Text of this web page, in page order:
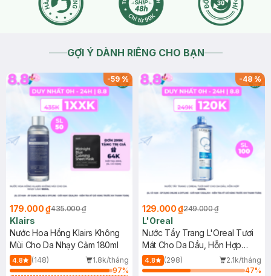
GỢI Ý DÀNH RIÊNG CHO BẠN
-59%
179.000 ₫435.000 ₫
Klairs
Nước Hoa Hồng Klairs Không
Mùi Cho Da Nhạy Cảm 180ml
4.8 (148)
1.8k/tháng
97%
-48%
129.000 ₫249.000 ₫
L'Oreal
Nước Tẩy Trang L'Oreal Tươi
Mát Cho Da Dầu, Hỗn Hợp
400ml
4.8 (298)
2.1k/tháng
47%